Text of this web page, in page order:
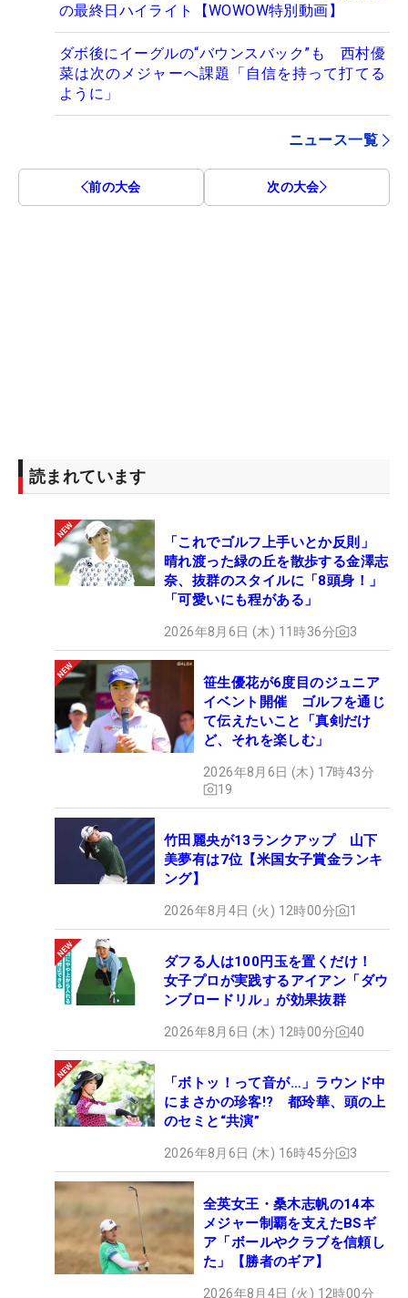
の最終日ハイライト【WOWOW特別動画】
ダボ後にイーグルの“バウンスバック”も 西村優
菜は次のメジャーへ課題「自信を持って打てる
ように」
ニュース一覧
前の大会 次の大会
読まれています
「これでゴルフ上手いとか反則」
晴れ渡った緑の丘を散歩する金澤志
奈、抜群のスタイルに「8頭身！」
「可愛いにも程がある」
2026年8月6日 (木) 11時36分 3
笹生優花が6度目のジュニア
イベント開催 ゴルフを通じ
て伝えたいこと「真剣だけ
ど、それを楽しむ」
2026年8月6日 (木) 17時43分
19
竹田麗央が13ランクアップ 山下
美夢有は7位【米国女子賞金ランキ
ング】
2026年8月4日 (火) 12時00分 1
ダフる人は100円玉を置くだけ！
女子プロが実践するアイアン「ダウ
ンブロードリル」が効果抜群
2026年8月6日 (木) 12時00分 40
「ボトッ！って音が…」ラウンド中
にまさかの珍客!? 都玲華、頭の上
のセミと“共演”
2026年8月6日 (木) 16時45分 3
全英女王・桑木志帆の14本
メジャー制覇を支えたBSギ
ア「ボールやクラブを信頼し
た」【勝者のギア】
2026年8月4日 (火) 12時00分